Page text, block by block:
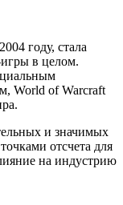
году, стала
в целом.
World of Warcraft
и значимых
отсчета для
на индустрию